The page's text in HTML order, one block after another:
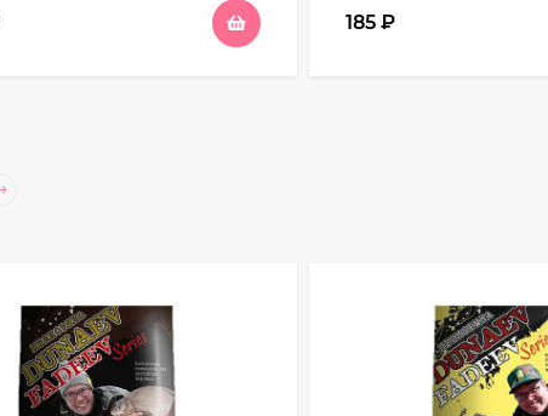
185 ₽